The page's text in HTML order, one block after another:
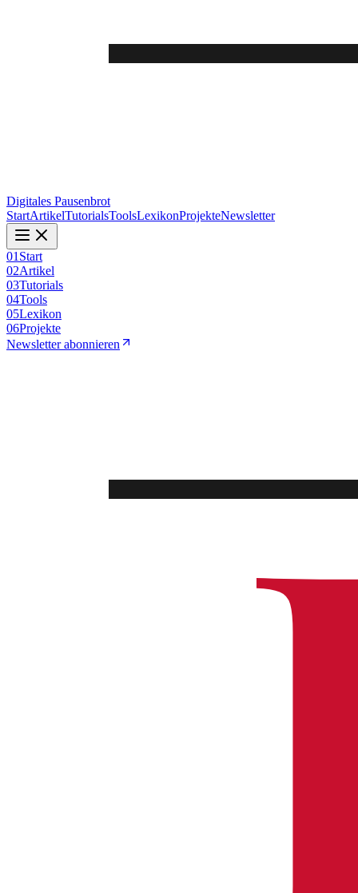
Digitales Pausenbrot
StartArtikelTutorialsToolsLexikonProjekteNewsletter
01 Start
02Artikel
03Tutorials
04Tools
05Lexikon
06Projekte
Newsletter abonnieren